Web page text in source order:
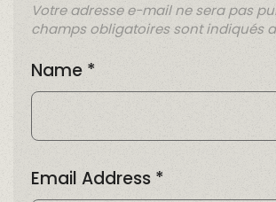
Votre adresse e-mail ne sera pas
champs obligatoires sont indiqués
Name *
Email Address *